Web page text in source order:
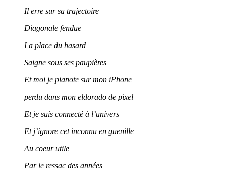
Il erre sur sa trajectoire
Diagonale fendue
La place du hasard
Saigne sous ses paupières
Et moi je pianote sur mon iPhone
perdu dans mon eldorado de pixel
Et je suis connecté à l’univers
Et j’ignore cet inconnu en guenille
Au coeur utile
Par le ressac des années